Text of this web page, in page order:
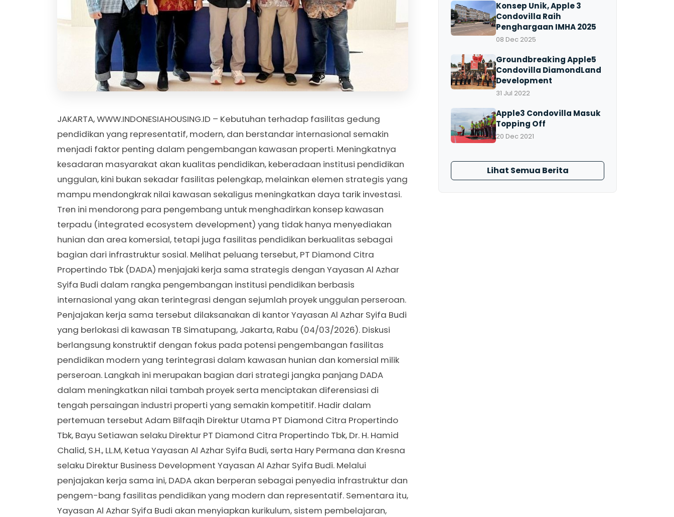
JAKARTA, WWW.INDONESIAHOUSING.ID – Kebutuhan terhadap fasilitas gedung
pendidikan yang representatif, modern, dan berstandar internasional semakin
menjadi faktor penting dalam pengembangan kawasan properti. Meningkatnya
kesadaran masyarakat akan kualitas pendidikan, keberadaan institusi pendidikan
unggulan, kini bukan sekadar fasilitas pelengkap, melainkan elemen strategis yang
mampu mendongkrak nilai kawasan sekaligus meningkatkan daya tarik investasi.
Tren ini mendorong para pengembang untuk menghadirkan konsep kawasan
terpadu (integrated ecosystem development) yang tidak hanya menyediakan
hunian dan area komersial, tetapi juga fasilitas pendidikan berkualitas sebagai
bagian dari infrastruktur sosial. Melihat peluang tersebut, PT Diamond Citra
Propertindo Tbk (DADA) menjajaki kerja sama strategis dengan Yayasan Al Azhar
Syifa Budi dalam rangka pengembangan institusi pendidikan berbasis
internasional yang akan terintegrasi dengan sejumlah proyek unggulan perseroan.
Penjajakan kerja sama tersebut dilaksanakan di kantor Yayasan Al Azhar Syifa Budi
yang berlokasi di kawasan TB Simatupang, Jakarta, Rabu (04/03/2026). Diskusi
berlangsung konstruktif dengan fokus pada potensi pengembangan fasilitas
pendidikan modern yang terintegrasi dalam kawasan hunian dan komersial milik
perseroan. Langkah ini merupakan bagian dari strategi jangka panjang DADA
dalam meningkatkan nilai tambah proyek serta menciptakan diferensiasi di
tengah persaingan industri properti yang semakin kompetitif. Hadir dalam
pertemuan tersebut Adam Bilfaqih Direktur Utama PT Diamond Citra Propertindo
Tbk, Bayu Setiawan selaku Direktur PT Diamond Citra Propertindo Tbk, Dr. H. Hamid
Chalid, S.H., LL.M, Ketua Yayasan Al Azhar Syifa Budi, serta Hary Permana dan Kresna
selaku Direktur Business Development Yayasan Al Azhar Syifa Budi. Melalui
penjajakan kerja sama ini, DADA akan berperan sebagai penyedia infrastruktur dan
pengem-bang fasilitas pendidikan yang modern dan representatif. Sementara itu,
Yayasan Al Azhar Syifa Budi akan menyiapkan kurikulum, sistem pembelajaran,
Konsep Unik, Apple 3
Condovilla Raih
Penghargaan IMHA 2025
08 Dec 2025
Groundbreaking Apple5
Condovilla DiamondLand
Development
31 Jul 2022
Apple3 Condovilla Masuk
Topping Off
20 Dec 2021
Lihat Semua Berita